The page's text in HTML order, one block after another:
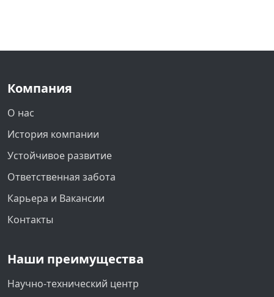
Компания
О нас
История компании
Устойчивое развитие
Ответственная забота
Карьера и Вакансии
Контакты
Наши преимущества
Научно-технический центр